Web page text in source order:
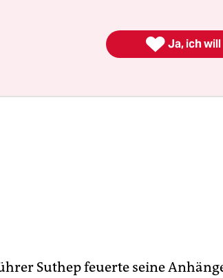
Suthep feuerte seine
 Ja, ich will